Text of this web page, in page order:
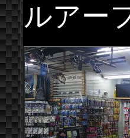
ルアー